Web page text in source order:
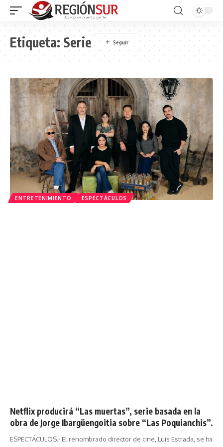
Etiqueta: Serie
ENTRETENIMIENTO ESPECTÁCULOS
Netflix producirá “Las muertas”, serie basada en la
obra de Jorge Ibargüengoitia sobre “Las Poquianchis”.
ESPECTÁCULOS.- El renombrado director de cine, Luis Estrada, se ha